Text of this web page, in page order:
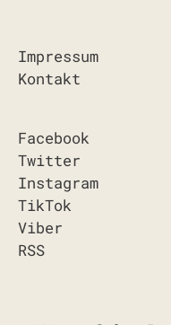
Impressum
Kontakt
Facebook
Twitter
Instagram
TikTok
Viber
RSS